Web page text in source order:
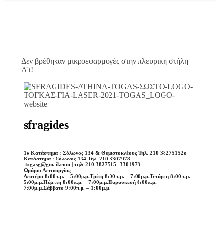
Δεν βρέθηκαν μικροεφαρμογές στην πλευρική στήλη
Alt!
sfragides
1o Κατάστημα : Σόλωνος 134 & Θεμιστοκλέους Τηλ. 210 38275152o
Κατάστημα : Σόλωνος 134 Τηλ. 210 3307978
togasg@gmail.com | τηλ: 210 3827515- 3301978
Ωράριο Λειτουργίας
Δευτέρα 8:00π.μ. – 5:00μ.μ.Τρίτη 8:00π.μ. – 7:00μ.μ.Τετάρτη 8:00π.μ. –
5:00μ.μ.Πέμπτη 8:00π.μ. – 7:00μ.μ.Παρασκευή 8:00π.μ. –
7:00μ.μ.Σάββατο 9:00π.μ. – 1:00μ.μ.